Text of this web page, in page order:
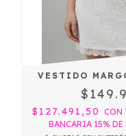
VESTIDO
$127.491,50 CON
BANCARIA 15% DE